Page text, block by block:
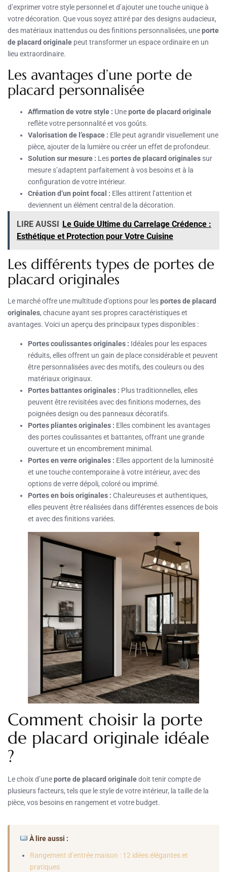
d’exprimer votre style personnel et d’ajouter une touche unique à
votre décoration. Que vous soyez attiré par des designs audacieux,
des matériaux inattendus ou des finitions personnalisées, uneporte
de placard originale peut transformer un espace ordinaire en un
lieu extraordinaire.
Les avantages d’une porte de
placard personnalisée
Affirmation de votre style : Uneporte de placard originale
reflète votre personnalité et vos goûts.
Valorisation de l’espace : Elle peut agrandir visuellement une
pièce, ajouter de la lumière ou créer un effet de profondeur.
Solution sur mesure : Lesportes de placard originales sur
mesure s’adaptent parfaitement à vos besoins et à la
configuration de votre intérieur.
Création d’un point focal : Elles attirent l’attention et
deviennent un élément central de la décoration.
LIRE AUSSI Le Guide Ultime du Carrelage Crédence :
Esthétique et Protection pour Votre Cuisine
Les différents types de portes de
placard originales
Le marché offre une multitude d’options pour lesportes de placard
originales, chacune ayant ses propres caractéristiques et
avantages. Voici un aperçu des principaux types disponibles :
Portes coulissantes originales : Idéales pour les espaces
réduits, elles offrent un gain de place considérable et peuvent
être personnalisées avec des motifs, des couleurs ou des
matériaux originaux.
Portes battantes originales : Plus traditionnelles, elles
peuvent être revisitées avec des finitions modernes, des
poignées design ou des panneaux décoratifs.
Portes pliantes originales : Elles combinent les avantages
des portes coulissantes et battantes, offrant une grande
ouverture et un encombrement minimal.
Portes en verre originales : Elles apportent de la luminosité
et une touche contemporaine à votre intérieur, avec des
options de verre dépoli, coloré ou imprimé.
Portes en bois originales : Chaleureuses et authentiques,
elles peuvent être réalisées dans différentes essences de bois
et avec des finitions variées.
Comment choisir la porte
de placard originale idéale
?
Le choix d’uneporte de placard originaledoit tenir compte de
plusieurs facteurs, tels que le style de votre intérieur, la taille de la
pièce, vos besoins en rangement et votre budget.
À lire aussi :
Rangement d’entrée maison : 12 idées élégantes et
pratiques